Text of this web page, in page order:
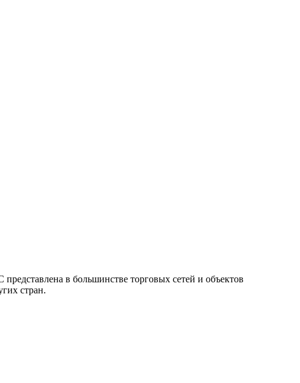
в большинстве торговых сетей и объектов
стран.